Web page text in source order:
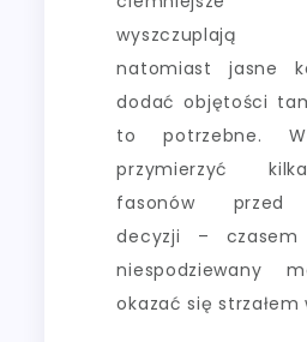
wyszczuplają
natomiast jasne
dodać objętości
to potrzebne.
przymierzyć
fasonów przed
decyzji – czasem
niespodziewany
okazać się strzałem